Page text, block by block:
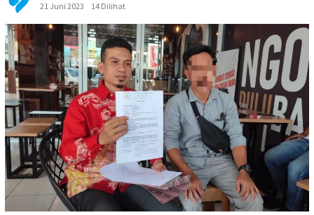
21 Juni 2023
14 Dilihat